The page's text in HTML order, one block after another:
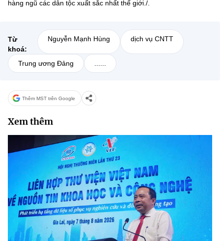
hàng ngũ các dân tộc xuất sắc nhất thế giới./.
Từ
khoá:
Nguyễn Mạnh Hùng dịch vụ CNTT
Trung ương Đảng ......
Thêm MST trên Google
Xem thêm